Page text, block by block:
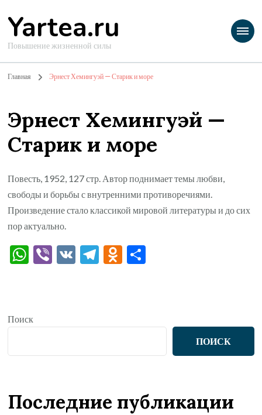
Yartea.ru
Повышение жизненной силы
Главная Эрнест Хемингуэй — Старик и море
Эрнест Хемингуэй —
Старик и море
Повесть, 1952, 127 стр. Автор поднимает темы любви,
свободы и борьбы с внутренними противоречиями.
Произведение стало классикой мировой литературы и до сих
пор актуально.
WhatsApp
Viber
VK Telegram
Odnoklassniki
Поиск
ПОИСК
Последние публикации